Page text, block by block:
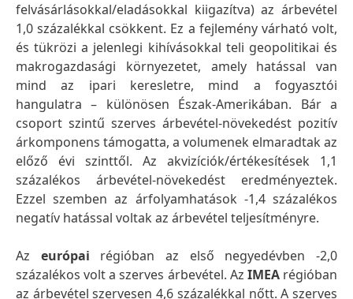
felvásárlásokkal/eladásokkal kiigazítva) az árbevétel
1,0 százalékkal csökkent. Ez a fejlemény várható volt,
és tükrözi a jelenlegi kihívásokkal teli geopolitikai és
makrogazdasági környezetet, amely hatással van
mind az ipari keresletre, mind a fogyasztói
hangulatra – különösen Észak-Amerikában. Bár a
csoport szintű szerves árbevétel-növekedést pozitív
árkomponens támogatta, a volumenek elmaradtak az
előző évi szinttől. Az akvizíciók/értékesítések 1,1
százalékos árbevétel-növekedést eredményeztek.
Ezzel szemben az árfolyamhatások -1,4 százalékos
negatív hatással voltak az árbevétel teljesítményre.
Az európai régióban az első negyedévben -2,0
százalékos volt a szerves árbevétel. Az IMEArégióban
az árbevétel szervesen 4,6 százalékkal nőtt. A szerves